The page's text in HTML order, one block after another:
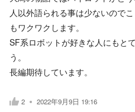
人以外語られる事は少ないので
もワクワクします。
SF系ロボットが好きな人にもと
う。
長編期待しています。
2 2022年9月9日 19:16